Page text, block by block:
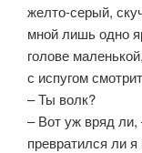
желто-серый,
мной лишь одно
голове
с испугом
– Ты волк?
– Вот уж вряд ли,
превратился ли